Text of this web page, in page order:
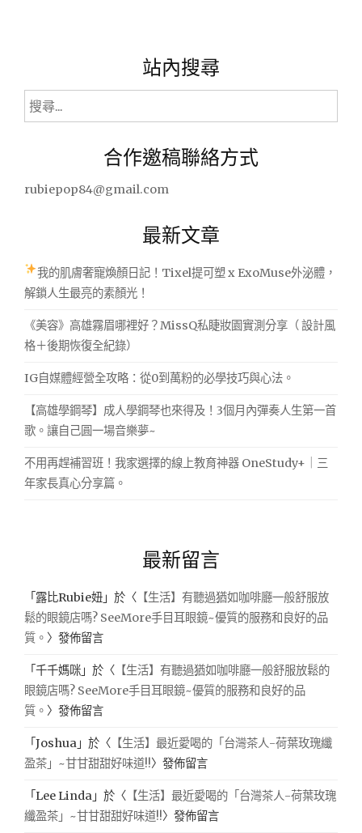
站內搜尋
搜
尋
合作邀稿聯絡方式
rubiepop84@gmail.com
最新文章
我的肌膚奢寵煥顏日記！Tixel提可塑 x ExoMuse外泌體，
解鎖人生最亮的素顏光！
《美容》高雄霧眉哪裡好？MissQ私睫妝園實測分享（ 設計風
格＋後期恢復全紀錄）
IG自媒體經營全攻略：從0到萬粉的必學技巧與心法。
【高雄學鋼琴】成人學鋼琴也來得及！3個月內彈奏人生第一首
歌。讓自己圓一場音樂夢~
不用再趕補習班！我家選擇的線上教育神器 OneStudy+｜三
年家長真心分享篇。
最新留言
「 露比Rubie妞 」於〈 【生活】有聽過猶如咖啡廳一般舒服放
鬆的眼鏡店嗎? SeeMore手目耳眼鏡~優質的服務和良好的品
質。 〉發佈留言
「千千媽咪 」於〈 【生活】有聽過猶如咖啡廳一般舒服放鬆的
眼鏡店嗎? SeeMore手目耳眼鏡~優質的服務和良好的品
質。 〉發佈留言
「Joshua 」於〈 【生活】最近愛喝的「台灣茶人-荷葉玫瑰纖
盈茶」~甘甘甜甜好味道!!〉發佈留言
「Lee Linda 」於〈 【生活】最近愛喝的「台灣茶人-荷葉玫瑰
纖盈茶」~甘甘甜甜好味道!!〉發佈留言